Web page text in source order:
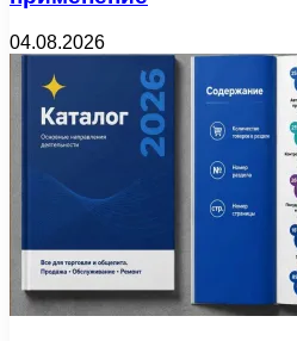
04.08.2026